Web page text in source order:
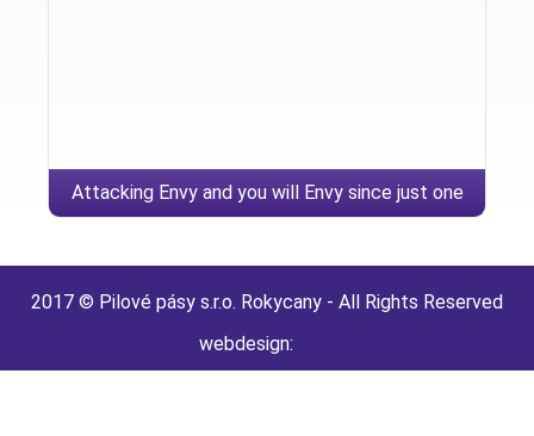
Attacking Envy and you will Envy since just one
2017 © Pilové pásy s.r.o. Rokycany - All Rights Reserved
webdesign: